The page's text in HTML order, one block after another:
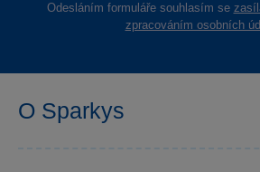
Odesláním formuláře souhlasím se
zpracováním osobních
O Sparkys